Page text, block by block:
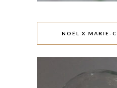
NOËL X MARIE-